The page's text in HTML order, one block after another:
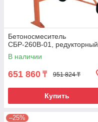
Бетоносмеситель
СБР-260В-01, редукторный
В наличии
651 860 ₸ 951 824 ₸
Купить
–25%